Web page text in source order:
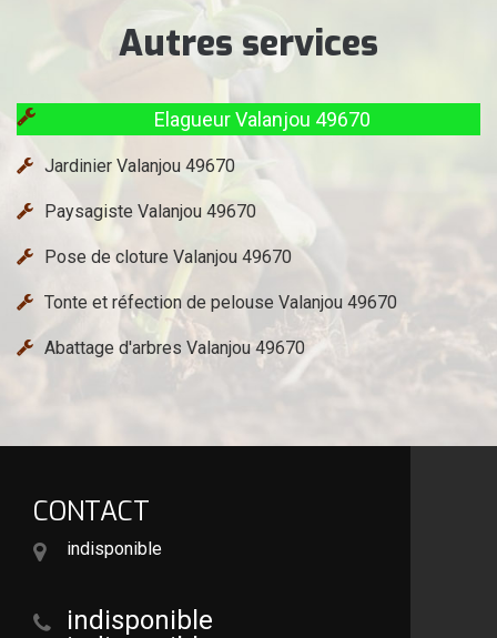
Autres services
Elagueur Valanjou 49670
Jardinier Valanjou 49670
Paysagiste Valanjou 49670
Pose de cloture Valanjou 49670
Tonte et réfection de pelouse Valanjou 49670
Abattage d'arbres Valanjou 49670
CONTACT
indisponible
indisponible